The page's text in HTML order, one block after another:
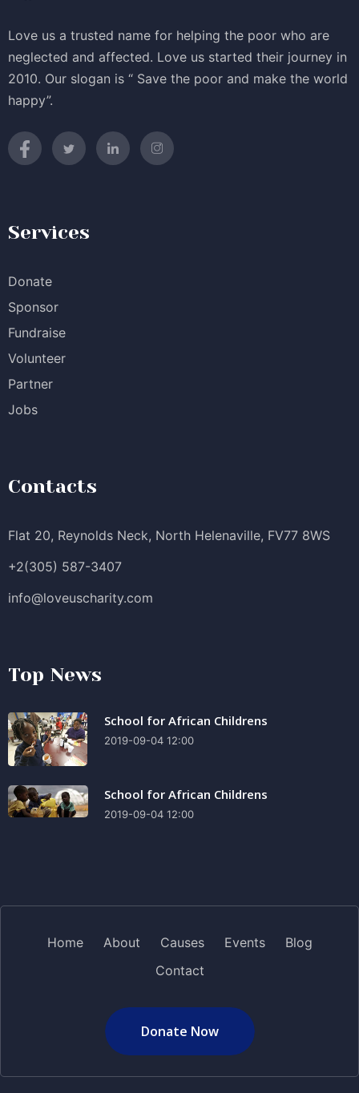
Love us a trusted name for helping the poor who are
neglected and affected. Love us started their journey in
2010. Our slogan is “ Save the poor and make the world
happy”.
Services
Donate
Sponsor
Fundraise
Volunteer
Partner
Jobs
Contacts
Flat 20, Reynolds Neck, North Helenaville, FV77 8WS
+2(305) 587-3407
info@loveuscharity.com
Top News
School for African Childrens
2019-09-04 12:00
School for African Childrens
2019-09-04 12:00
Home About Causes Events
Blog
Contact
Donate Now